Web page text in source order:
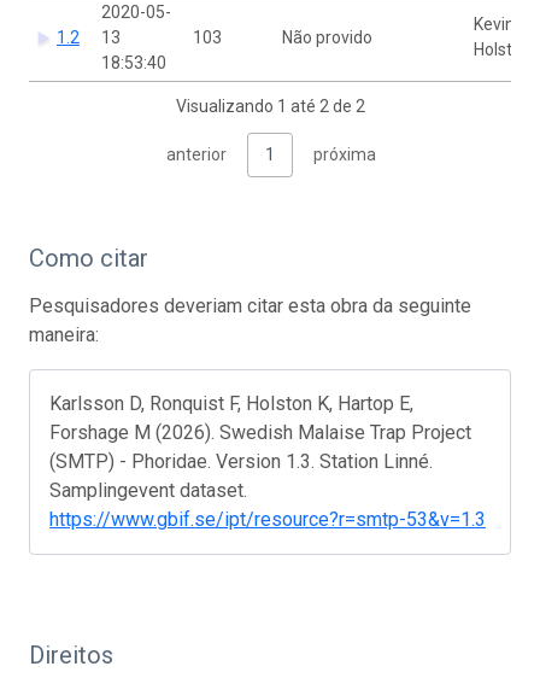
1.2
2020-05-
13
18:53:40
103 Não provido
Kevin
Holston
Visualizando 1 até 2 de 2
anterior 1 próxima
Como citar
Pesquisadores deveriam citar esta obra da seguinte
maneira:
Karlsson D, Ronquist F, Holston K, Hartop E,
Forshage M (2026). Swedish Malaise Trap Project
(SMTP) - Phoridae. Version 1.3. Station Linné.
Samplingevent dataset.
https://www.gbif.se/ipt/resource?r=smtp-53&v=1.3
Direitos